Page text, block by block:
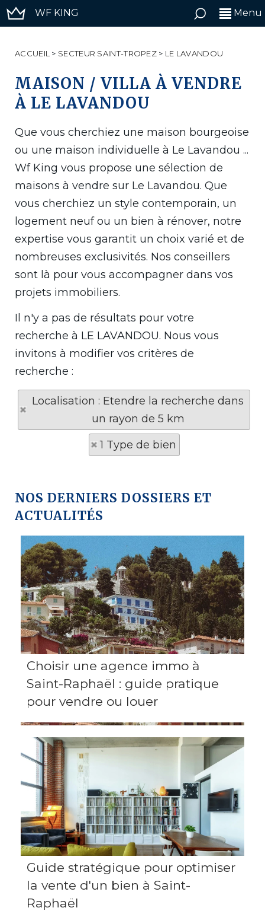
WF KING Menu
ACCUEIL > SECTEUR SAINT-TROPEZ > LE LAVANDOU
MAISON / VILLA À VENDRE
À LE LAVANDOU
Que vous cherchiez une maison bourgeoise
ou une maison individuelle à Le Lavandou ...
Wf King vous propose une sélection de
maisons à vendre sur Le Lavandou. Que
vous cherchiez un style contemporain, un
logement neuf ou un bien à rénover, notre
expertise vous garantit un choix varié et de
nombreuses exclusivités. Nos conseillers
sont là pour vous accompagner dans vos
projets immobiliers.
Il n'y a pas de résultats pour votre
recherche à LE LAVANDOU. Nous vous
invitons à modifier vos critères de
recherche :
Localisation : Etendre la recherche dans
un rayon de 5 km
1 Type de bien
NOS DERNIERS DOSSIERS ET
ACTUALITÉS
Choisir une agence immo à
Saint-Raphaël : guide pratique
pour vendre ou louer
Guide stratégique pour optimiser
la vente d'un bien à Saint-
Raphaël